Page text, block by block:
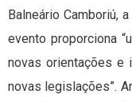
Balneário Camboriú,
evento proporciona
novas orientações e
novas legislações”.